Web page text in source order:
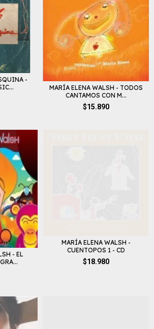
-
MARÍA ELENA WALSH - TODOS
CANTAMOS CON M...
$15.890
- EL
MARÍA ELENA WALSH -
CUENTOPOS 1 - CD
$18.980